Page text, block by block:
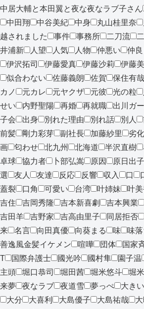
中居大輔と本田翼と夜な夜なラブ子さん
中田翔
中谷美紀 中身 丸山桂里奈
越されました
事件 事務所 二刀流
井浦新
人望 人気 人物 仲悪い 仲良
伊沢拓司
伊藤愛真 伊藤沙莉 伊藤
似合わない
佐藤義朗 佐賀 保住有哉
カノ
元カレ 元ヤクザ 元彼 光の粒
せい
内野聖陽 再婚 再就職 出川ガ
子会
出身 別れた理由 別れ話 別人
前髪
剛力彩芽 副社長 加藤紗里 劣化
画
匂わせ 北九州 北海道 半沢直樹
卓球
協力者 卜部弘嵩 原因 原日出子
選
友人 友達 反応 反響 収入 口
蓋裂
口角 可愛い 台湾 叶姉妹 叶
吉住
吉岡秀隆 吉本新喜劇 吉本興業
吉田羊
吉野家 吉高由里子 同居拒否
来
名言 向田真優 向葵まる 味 味
善逸風金髪イケメン
喧嘩 団体 国家
T
国際弁護士 國光吟 國村隼 園子温
主頭
堀口恭司 堀田茜 堀米悠斗 堀
来夢
夜なラブ 夜道雪 夢っぺ 大きい
大分
大喜利 大島優子 大島祐哉